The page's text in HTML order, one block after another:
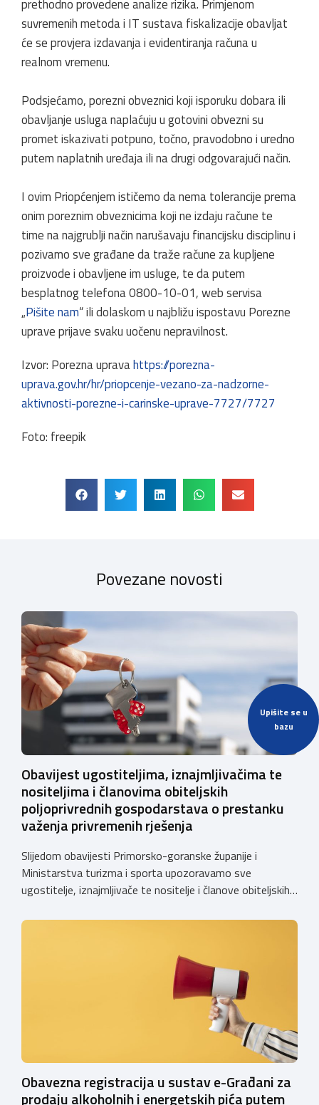
Upišite se u
bazu
prethodno provedene analize rizika. Primjenom
suvremenih metoda i IT sustava fiskalizacije obavljat
će se provjera izdavanja i evidentiranja računa u
realnom vremenu.
Podsjećamo, porezni obveznici koji isporuku dobara ili
obavljanje usluga naplaćuju u gotovini obvezni su
promet iskazivati potpuno, točno, pravodobno i uredno
putem naplatnih uređaja ili na drugi odgovarajući način.
I ovim Priopćenjem ističemo da nema tolerancije prema
onim poreznim obveznicima koji ne izdaju račune te
time na najgrublji način narušavaju financijsku disciplinu i
pozivamo sve građane da traže račune za kupljene
proizvode i obavljene im usluge, te da putem
besplatnog telefona 0800-10-01, web servisa
„Pišite nam“ ili dolaskom u najbližu ispostavu Porezne
uprave prijave svaku uočenu nepravilnost.
Izvor: Porezna upravahttps://porezna-
uprava.gov.hr/hr/priopcenje-vezano-za-nadzorne-
aktivnosti-porezne-i-carinske-uprave-7727/7727
Foto: freepik
Povezane novosti
Obavijest ugostiteljima, iznajmljivačima te
nositeljima i članovima obiteljskih
poljoprivrednih gospodarstava o prestanku
važenja privremenih rješenja
Slijedom obavijesti Primorsko-goranske županije i
Ministarstva turizma i sporta upozoravamo sve
ugostitelje, iznajmljivače te nositelje i članove obiteljskih
privremenih rješenja izdanih sukladno Zakonu o
1. siječnja 2025. godine više ne mogu podnositi novi
zahtjevi za izdavanje privremenih rješenja, dok već izdana
Obavezna registracija u sustav e-Građani za
prodaju alkoholnih i energetskih pića putem